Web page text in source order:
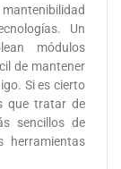
Un
módulos
de mantener
Si es cierto
que tratar de
sencillos de
herramientas